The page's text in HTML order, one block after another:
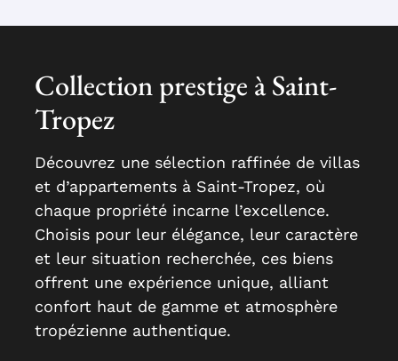
Collection prestige à Saint-
Tropez
Découvrez une sélection raffinée de villas
et d’appartements à Saint-Tropez, où
chaque propriété incarne l’excellence.
Choisis pour leur élégance, leur caractère
et leur situation recherchée, ces biens
offrent une expérience unique, alliant
confort haut de gamme et atmosphère
tropézienne authentique.